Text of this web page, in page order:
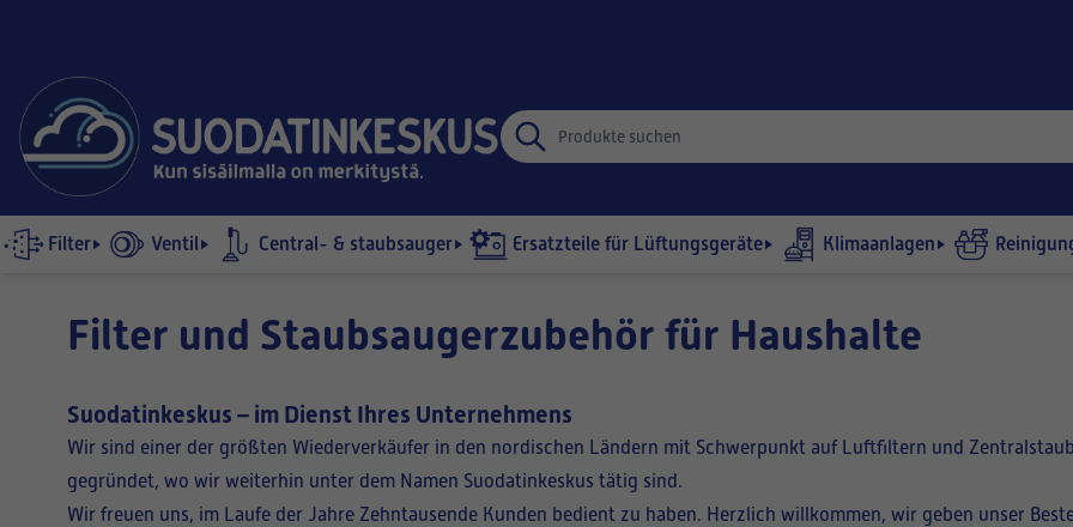
Filter Ventil Central- & staubsauger Ersatzteile für Lüftungsgeräte Klimaanlagen
Filter und Staubsaugerzubehör für Haushalte
Suodatinkeskus – im Dienst Ihres Unternehmens
Wir sind einer der größten Wiederverkäufer in den nordischen Ländern mit Schwerpunkt auf Luftfiltern und
gegründet, wo wir weiterhin unter dem Namen Suodatinkeskus tätig sind.
Wir freuen uns, im Laufe der Jahre Zehntausende Kunden bedient zu haben. Herzlich willkommen, wir geben unser